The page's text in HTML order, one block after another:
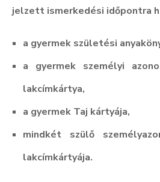
jelzett ismerkedési időpontra
a gyermek születési
a gyermek személyi
lakcímkártya,
a gyermek Taj kártyája,
mindkét szülő
lakcímkártyája.